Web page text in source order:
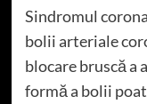
Sindromul
bolii arteriale
blocare bruscă a
formă a bolii